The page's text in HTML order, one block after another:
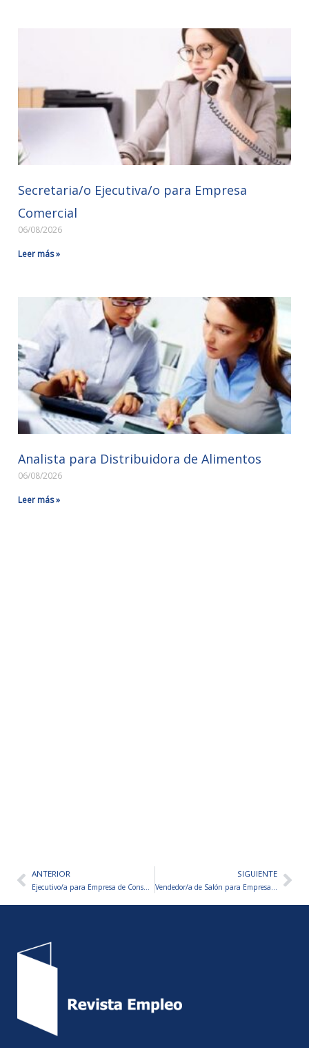
Secretaria/o Ejecutiva/o para Empresa
Comercial
06/08/2026
Leer más »
Analista para Distribuidora de Alimentos
06/08/2026
Leer más »
AntANTERIOR
Ejecutivo/a para Empresa de Consumo Masivo
SIGUIENTE
Vendedor/a de Salón para Empresa de Soluciones de Limpieza Industrial